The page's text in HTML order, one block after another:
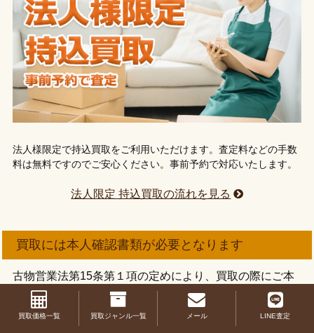
法人様限定で持込買取をご利用いただけます。査定料などの手数
料は無料ですのでご安心ください。事前予約で対応いたします。
法人限定 持込買取の流れを見る
買取には本人確認書類が必要となります
古物営業法第15条第１項の定めにより、買取の際にご本
人様確認をさせていただきます。
ご本人であることが確認できる顔写真つきの書類１点の
買取価格一覧 買取ジャンル一覧 メール LINE査定